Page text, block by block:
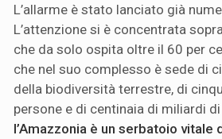
L’allarme è stato lanciato già
L’attenzione si è concentrata
che da solo ospita oltre il 60 per
che nel suo complesso è sede di
della biodiversità terrestre, di
persone e di centinaia di miliardi
l’Amazzonia è un serbatoio vitale